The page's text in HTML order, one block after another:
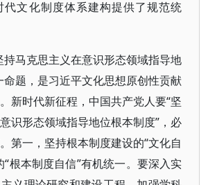
代文化制度体系建构提供了规范统
持马克思主义在意识形态领域指导地
命题，是习近平文化思想原创性贡献
新时代新征程，中国共产党人要“坚
识形态领域指导地位根本制度”，必
第一，坚持根本制度建设的“文化自
“根本制度自信”有机统一。要深入实